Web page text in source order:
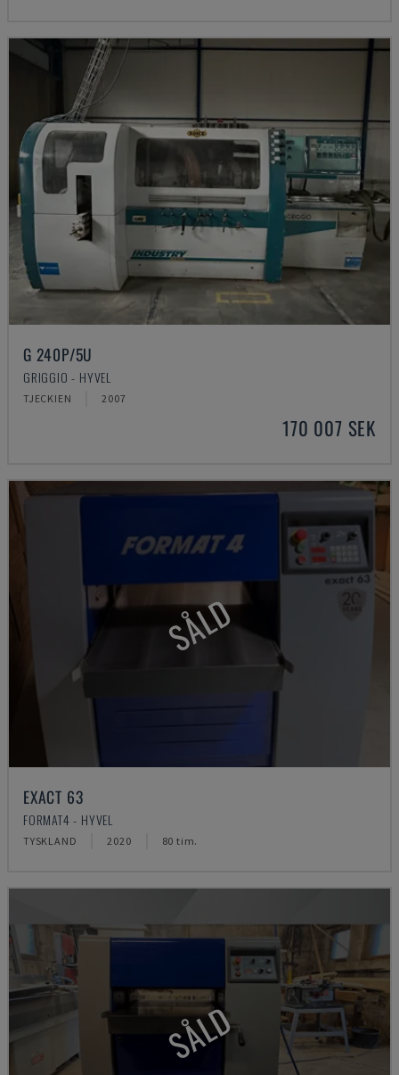
G 240P/5U
GRIGGIO - HYVEL
TJECKIEN 2007
170 007 SEK
SÅLD
EXACT 63
FORMAT4 - HYVEL
TYSKLAND 2020 80 tim.
SÅLD